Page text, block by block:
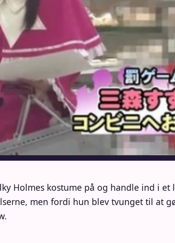
Holmes kostume på og handle ind i et
men fordi hun blev tvunget til at